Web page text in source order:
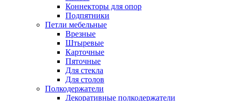
Коннекторы для опор
Подпятники
Петли мебельные
Врезные
Штыревые
Карточные
Пяточные
Для стекла
Для столов
Полкодержатели
Декоративные полкодержатели